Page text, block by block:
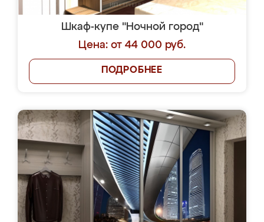
Шкаф-купе "Ночной город"
Цена: от 44 000 руб.
ПОДРОБНЕЕ